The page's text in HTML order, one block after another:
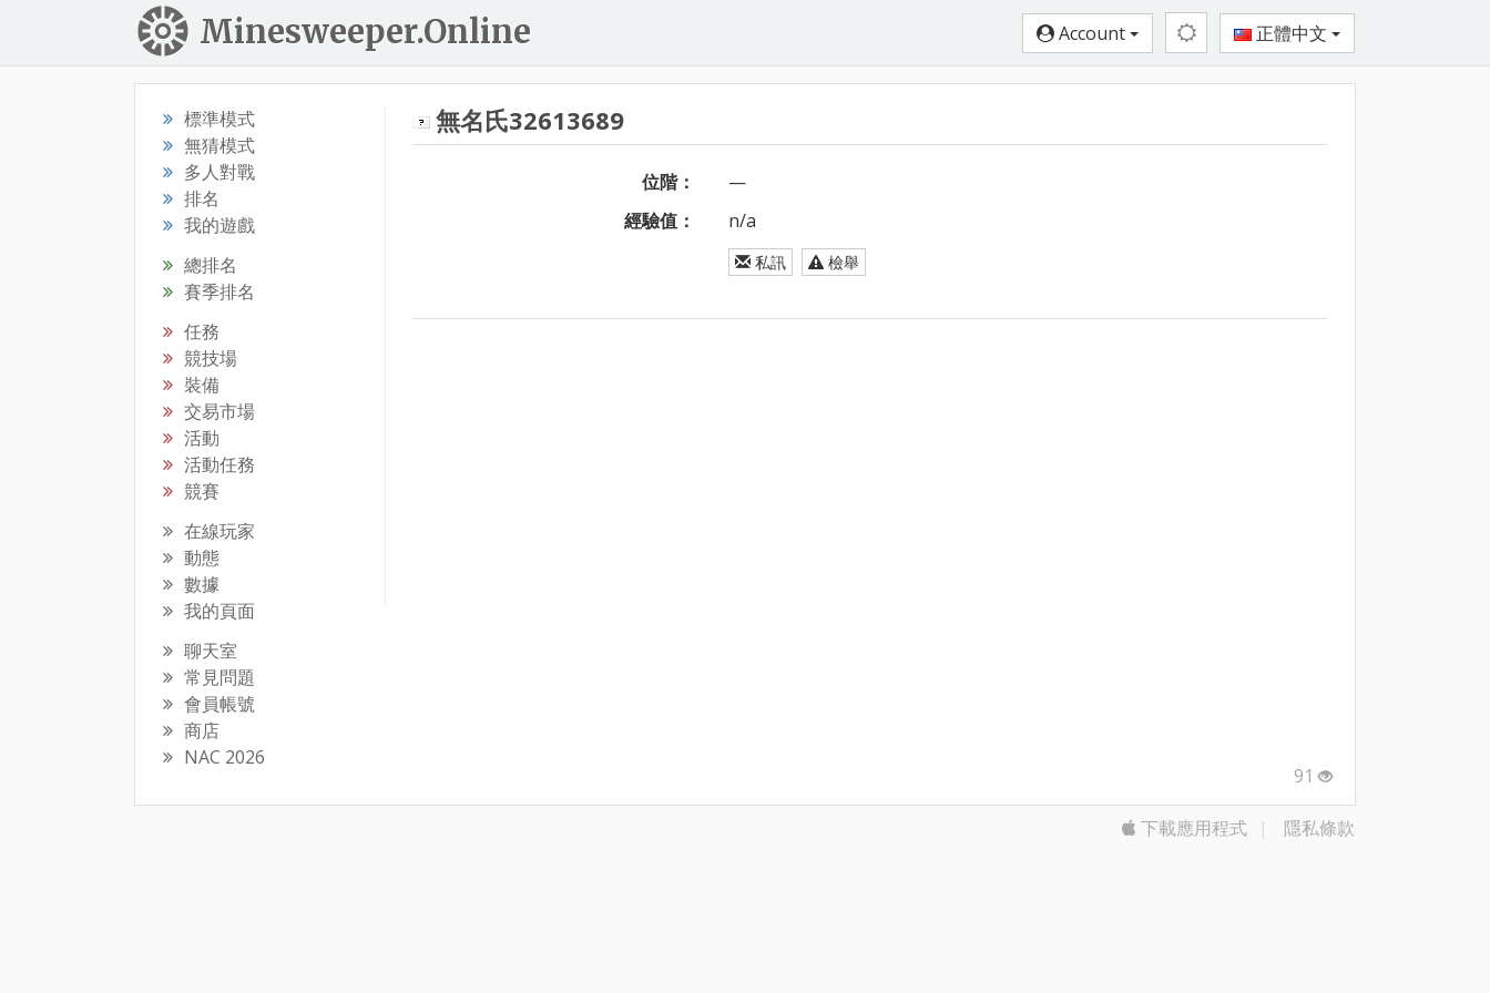
Minesweeper.Online Account 正體中文
標準模式
無猜模式
多人對戰
排名
我的遊戲
總排名
賽季排名
任務
競技場
裝備
交易市場
活動
活動任務
競賽
在線玩家
動態
數據
我的頁面
聊天室
常見問題
會員帳號
商店
NAC 2026
無名氏32613689
位階：
—
經驗值：
n/a
私訊 檢舉
91
下載應用程式 | 隱私條款